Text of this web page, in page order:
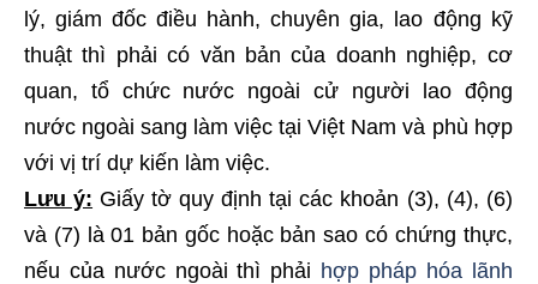
lý, giám đốc điều hành, chuyên gia, lao động kỹ
thuật thì phải có văn bản của doanh nghiệp, cơ
quan, tổ chức nước ngoài cử người lao động
nước ngoài sang làm việc tại Việt Nam và phù hợp
với vị trí dự kiến làm việc.
Lưu ý: Giấy tờ quy định tại các khoản (3), (4), (6)
và (7) là 01 bản gốc hoặc bản sao có chứng thực,
nếu của nước ngoài thì phải hợp pháp hóa lãnh